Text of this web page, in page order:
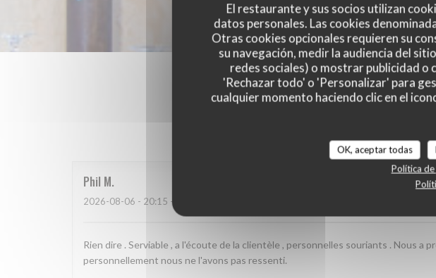
El restaurante y sus socios utilizan
datos personales. Las cookies
Otras cookies opcionales requieren su
su navegación, medir la audiencia del
redes sociales) o mostrar publicidad o
'Rechazar todo' o 'Personalizar' para
cualquier momento haciendo clic en el
OK, aceptar todas
Política
Las opiniones de
Phil M
2026-08-06 - 20:15 - Invitados 6
Rien dire . Serviable , a l'écoute de la clientèle , personnelles souriants . Nous a
personnellement nous ne l'avons pas ressenti.